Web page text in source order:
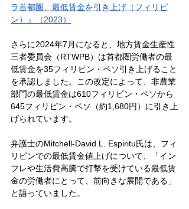
ラ首都圏、最低賃金を引き上げ（フィリピ
ン）』（2023）
さらに2024年7月になると、地方賃金生産性
三者委員会（RTWPB）は首都圏労働者の最
低賃金を35フィリピン・ペソ引き上げること
を承認しました。この改定によって、非農業
部門の最低賃金は610フィリピン・ペソから
645フィリピン・ペソ（約1,680円）に引き上
げられています。
弁護士のMitchell-David L. Espiritu氏は、フィ
リピンでの最低賃金値上げについて、「イン
フレや生活費高騰で打撃を受けている最低賃
金の労働者にとって、前向きな展開である」
と語っていました。